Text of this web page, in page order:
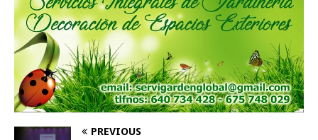
PREVIOUS